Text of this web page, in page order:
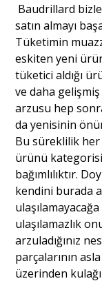
Baudrillard
satın almayı
Tüketimin
eskiten yeni
tüketici aldığı
ve daha
arzusu hep
da yenisinin
Bu süreklilik
ürünü
bağımlılıktır.
kendini burada
ulaşılamazlık
arzuladığınız
parçalarının
üzerinden